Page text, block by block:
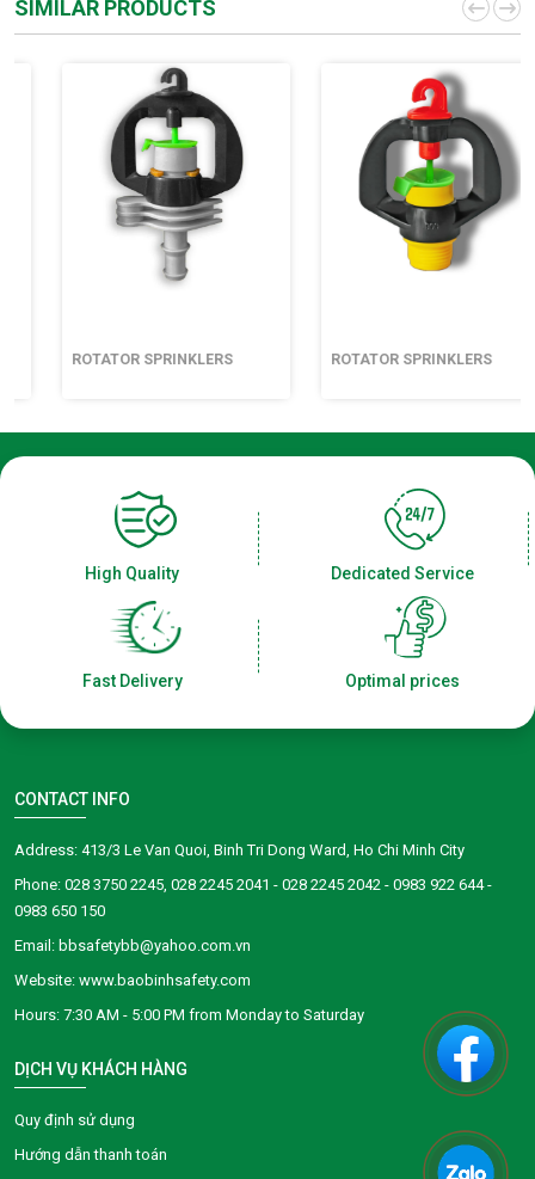
SIMILAR PRODUCTS
ROTATOR SPRINKLERS ROTATOR SPRINKLERS
High Quality Dedicated Service
Fast Delivery Optimal prices
CONTACT INFO
Address: 413/3 Le Van Quoi, Binh Tri Dong Ward, Ho Chi Minh City
Phone: 028 3750 2245, 028 2245 2041 - 028 2245 2042 - 0983 922 644 -
0983 650 150
Email: bbsafetybb@yahoo.com.vn
Website: www.baobinhsafety.com
​​​​Hours: 7:30 AM - 5:00 PM from Monday to Saturday
DỊCH VỤ KHÁCH HÀNG
Quy định sử dụng
Hướng dẫn thanh toán